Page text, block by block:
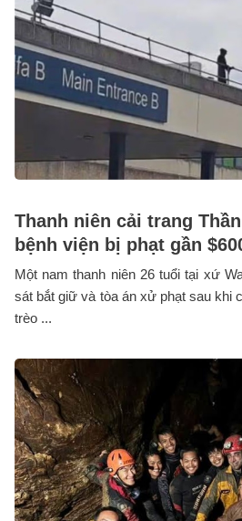
Thanh niên cải trang
bệnh viện bị phạt gần
Một nam thanh niên 26 tuổi tại xứ
sát bắt giữ và tòa án xử phạt sau khi
trèo ...